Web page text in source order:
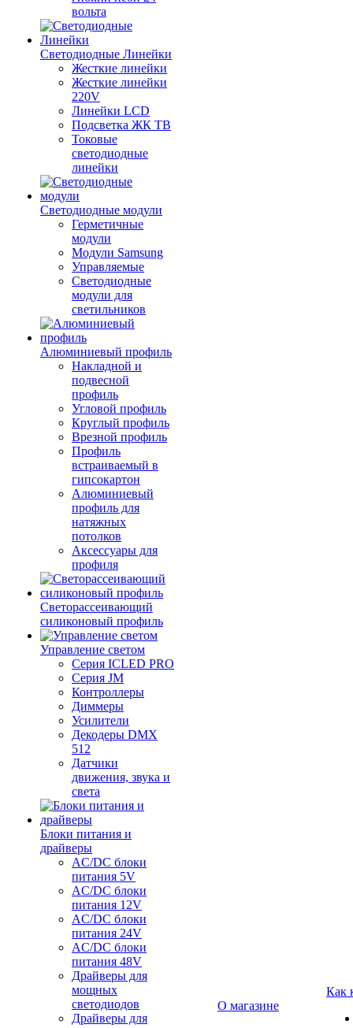
вольта
Светодиодные Линейки
Жесткие линейки
Жесткие линейки
220V
Линейки LCD
Подсветка ЖК ТВ
Токовые
светодиодные
линейки
Светодиодные модули
Герметичные
модули
Модули Samsung
Управляемые
Светодиодные
модули для
светильников
Алюминиевый профиль
Накладной и
подвесной
профиль
Угловой профиль
Круглый профиль
Врезной профиль
Профиль
встраиваемый в
гипсокартон
Алюминиевый
профиль для
натяжных
потолков
Аксессуары для
профиля
Светорассеивающий
силиконовый профиль
Управление светом
Серия ICLED PRO
Серия JM
Контроллеры
Диммеры
Усилители
Декодеры DMX
512
Датчики
движения, звука и
света
Блоки питания и
драйверы
AC/DC блоки
питания 5V
AC/DC блоки
питания 12V
AC/DC блоки
питания 24V
AC/DC блоки
питания 48V
Драйверы для
мощных
светодиодов
Драйверы для
О магазине
Как